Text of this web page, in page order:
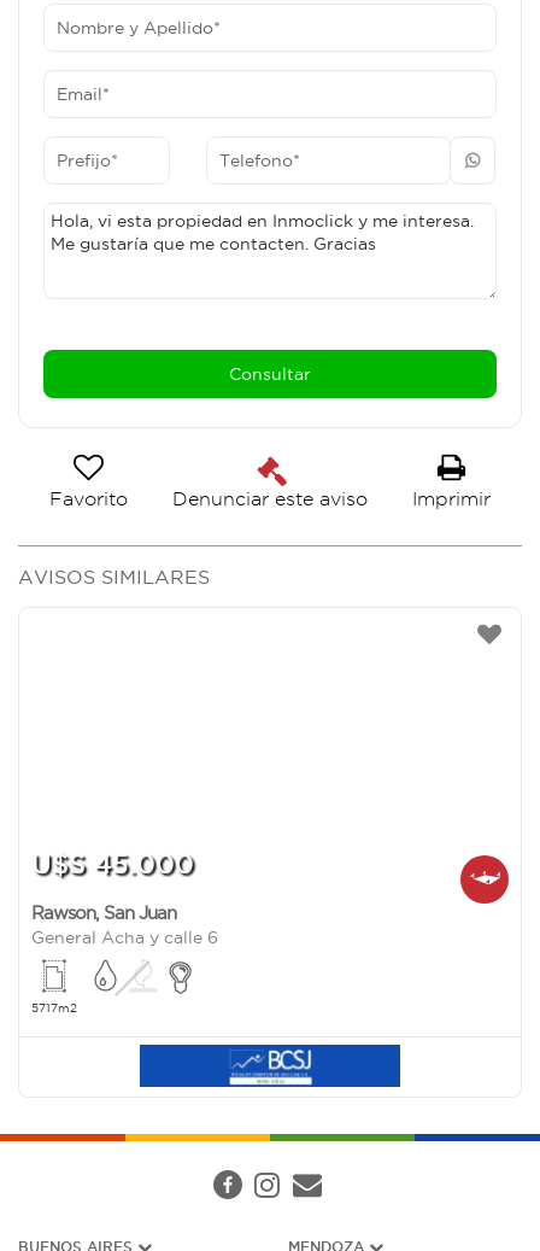
Favorito Denunciar este aviso Imprimir
AVISOS SIMILARES
U$S 45.000
Rawson, San Juan
General Acha y calle 6
5717m2
BUENOS AIRES MENDOZA